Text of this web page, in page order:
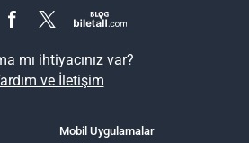
mı ihtiyacınız var?
ve İletişim
Mobil Uygulamalar